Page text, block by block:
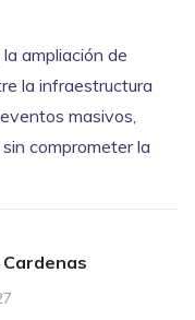
ampliación de
la infraestructura
masivos,
comprometer la